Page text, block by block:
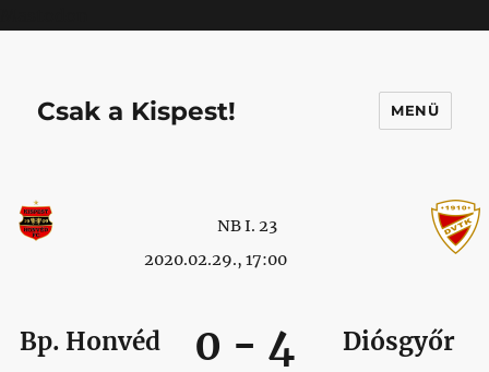
Csak a Kispest! MENÜ
NB I. 23
2020.02.29., 17:00
Bp. Honvéd 0 - 4 Diósgyőr